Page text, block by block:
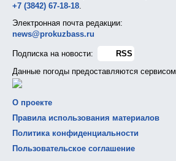
+7 (3842) 67-18-18.
Электронная почта редакции:
news@prokuzbass.ru
Подписка на новости:
RSS
Данные погоды предоставляются сервисом
О проекте
Правила использования материалов
Политика конфиденциальности
Пользовательское соглашение